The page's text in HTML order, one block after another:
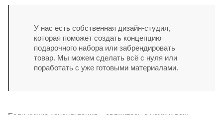
У нас есть собственная дизайн-студия,
которая поможет создать концепцию
подарочного набора или забрендировать
товар. Мы можем сделать всё с нуля или
поработать с уже готовыми материалами.